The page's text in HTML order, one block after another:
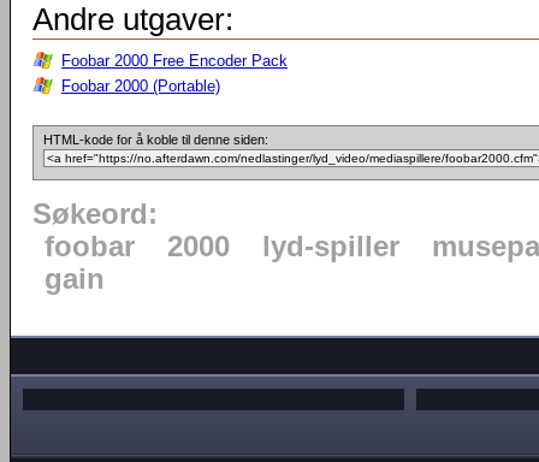
Andre utgaver:
Foobar 2000 Free Encoder Pack
Foobar 2000 (Portable)
HTML-kode for å koble til denne siden:
Søkeord:
foobar
2000 lyd-spiller
gain